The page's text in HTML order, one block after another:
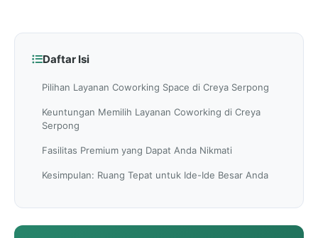
Daftar Isi
Pilihan Layanan Coworking Space di Creya Serpong
Keuntungan Memilih Layanan Coworking di Creya
Serpong
Fasilitas Premium yang Dapat Anda Nikmati
Kesimpulan: Ruang Tepat untuk Ide-Ide Besar Anda